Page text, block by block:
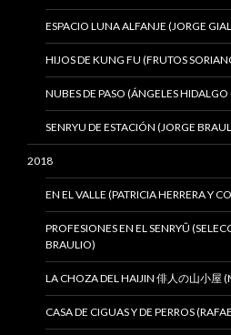
ESPACIO LUNA ALFANJE (JORGE
HIJOS DE KUNG FU (FRUTOS
NUBES DE PASO (ÁNGELES
SENRYU DE ESTACIÓN (JORGE
2018
EN EL VALLE (PATRICIA HERRERA Y
PROFESIONES EN EL SENRYÛ
BRAULIO)
LA CHOZA DEL HAIJIN 俳人の山小屋
CASA DE CIGUAS Y DE PERROS